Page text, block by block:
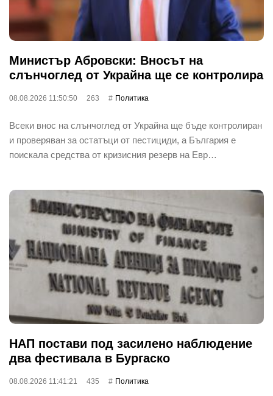
Министър Абровски: Вносът на
слънчоглед от Украйна ще се контролира
08.08.2026 11:50:50 263 Политика
Всеки внос на слънчоглед от Украйна ще бъде контролиран
и проверяван за остатъци от пестициди, а България е
поискала средства от кризисния резерв на Евр…
НАП постави под засилено наблюдение
два фестивала в Бургаско
08.08.2026 11:41:21 435 Политика